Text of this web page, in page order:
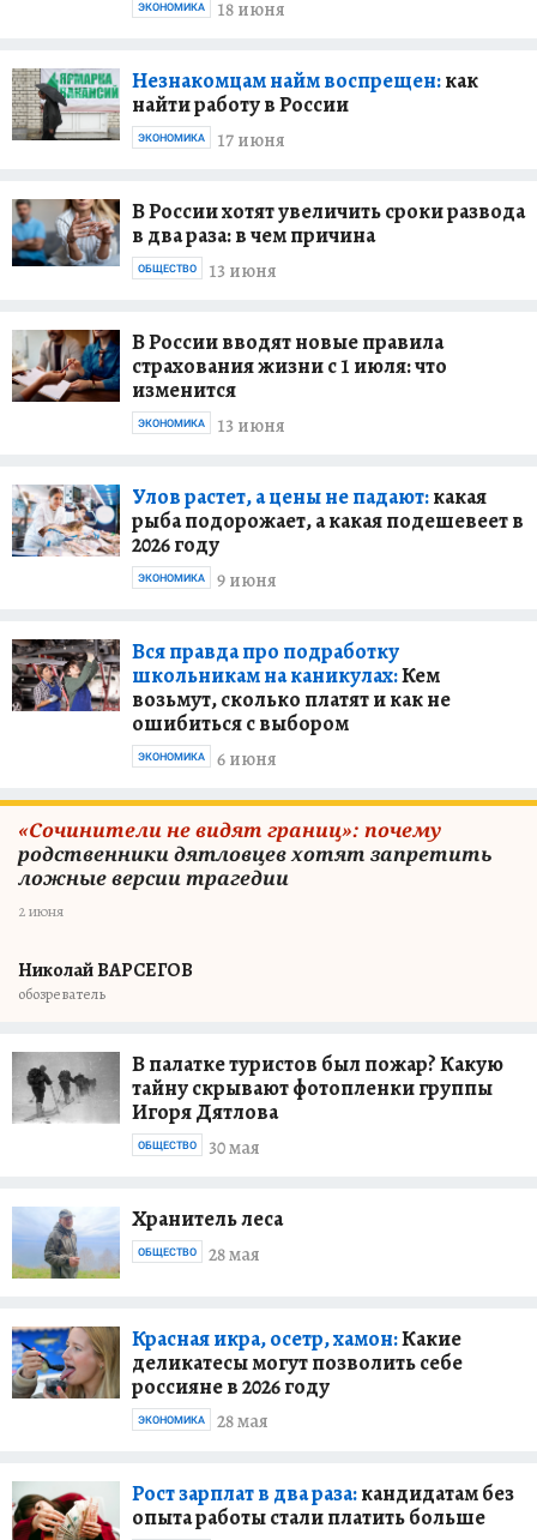
18 июня
ЭКОНОМИКА
Незнакомцам найм воспрещен:как
найти работу в России
17 июня
ЭКОНОМИКА
В России хотят увеличить сроки развода
в два раза: в чем причина
13 июня
ОБЩЕСТВО
В России вводят новые правила
страхования жизни с 1 июля: что
изменится
13 июня
ЭКОНОМИКА
Улов растет, а цены не падают:какая
рыба подорожает, а какая подешевеет в
2026 году
9 июня
ЭКОНОМИКА
Вся правда про подработку
школьникам на каникулах:Кем
возьмут, сколько платят и как не
ошибиться с выбором
6 июня
ЭКОНОМИКА
«Сочинители не видят границ»: почему
родственники дятловцев хотят запретить
ложные версии трагедии
2 июня
Николай ВАРСЕГОВ
обозреватель
В палатке туристов был пожар? Какую
тайну скрывают фотопленки группы
Игоря Дятлова
30 мая
ОБЩЕСТВО
Хранитель леса
28 мая
ОБЩЕСТВО
Красная икра, осетр, хамон:Какие
деликатесы могут позволить себе
россияне в 2026 году
28 мая
ЭКОНОМИКА
Рост зарплат в два раза:кандидатам без
опыта работы стали платить больше